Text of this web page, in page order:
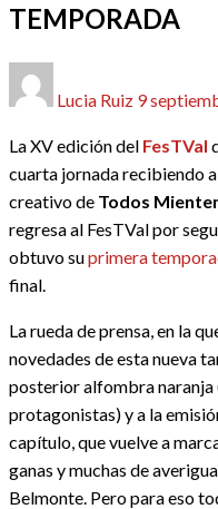
TEMPORADA
Lucia Ruiz el
9
La XV edición del FesTVal
cuarta jornada recibiendo
creativo de Todos
regresa al FesTVal por
obtuvo suprimera
final.
La rueda de prensa, en la
novedades de esta nueva
posterior alfombra naranja
protagonistas) y a la
capítulo, que vuelve a
ganas y muchas de
Belmonte. Pero para eso